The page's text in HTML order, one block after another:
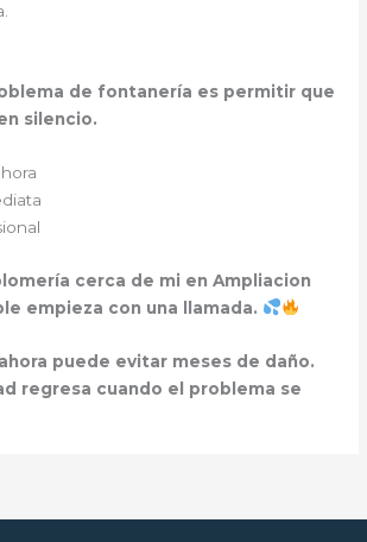
de fontanería es permitir que
silencio.
cerca de mi en Ampliacion
empieza con una llamada.
puede evitar meses de daño.
regresa cuando el problema se